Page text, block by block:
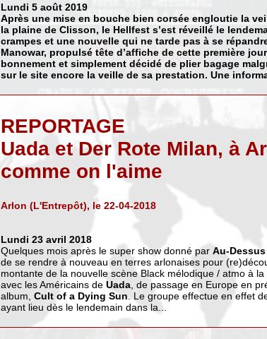
Lundi 5 août 2019
Après une mise en bouche bien corsée engloutie la
la plaine de Clisson, le Hellfest s’est réveillé le
crampes et une nouvelle qui ne tarde pas à se
Manowar, propulsé tête d’affiche de cette première
bonnement et simplement décidé de plier bagage
sur le site encore la veille de sa prestation. Une
REPORTAGE
Uada et Der Rote Milan, à
comme on l'aime
Arlon (L'Entrepôt), le 22-04-2018
Lundi 23 avril 2018
Quelques mois après le super show donné par Au-Dessus
de se rendre à nouveau en terres arlonaises pour
montante de la nouvelle scène Black mélodique / atmo à
avec les Américains de Uada, de passage en Europe en
album, Cult of a Dying Sun . Le groupe effectue en effet
ayant lieu dès le lendemain dans la...